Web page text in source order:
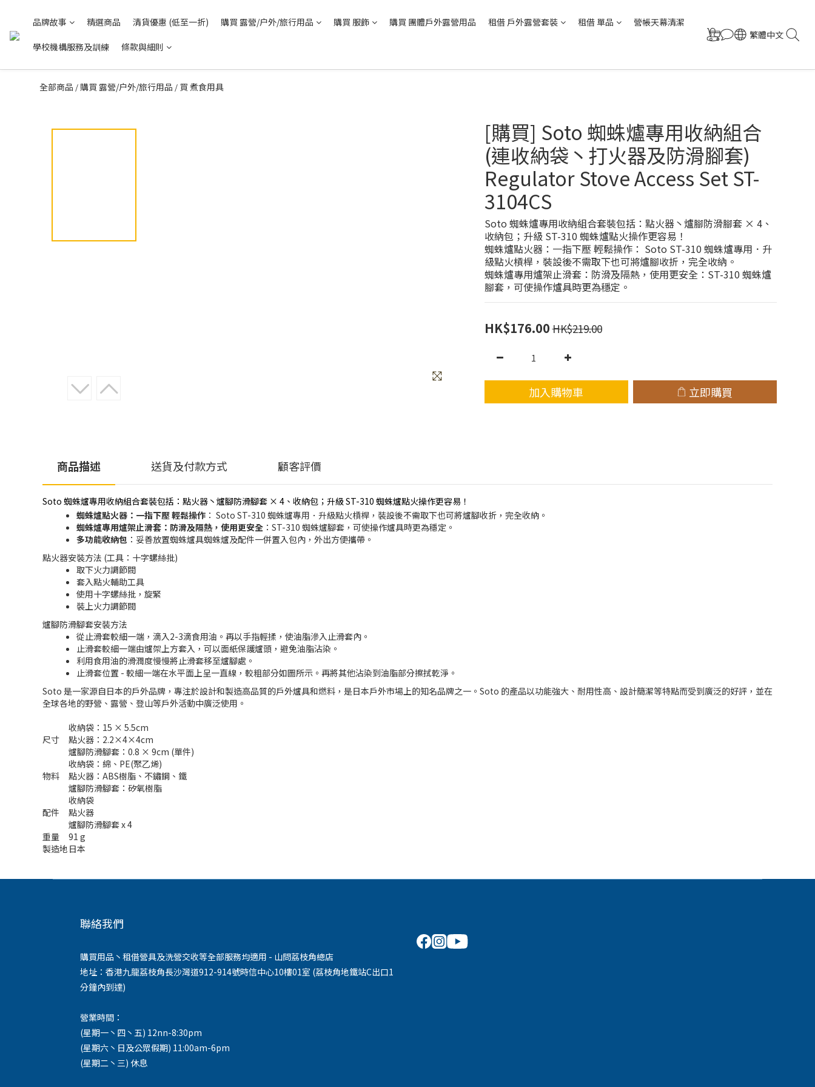
品牌故事 精選商品 清貨優惠 (低至一折) 購買 露營/户外/旅行用品 購買 服飾 購買 團體戶外露營用品 租借 戶外露營套裝 租借 單品 營帳天幕清潔
學校機構服務及訓練 條款與細則
繁體中文
全部商品 / 購買 露營/户外/旅行用品 / 買 煮食用具
[購買] Soto 蜘蛛爐專用收納組合
(連收納袋丶打火器及防滑腳套)
Regulator Stove Access Set ST-
3104CS
Soto 蜘蛛爐專用收納組合套裝包括：點火器丶爐腳防滑腳套 × 4、
收納包；升級 ST-310 蜘蛛爐點火操作更容易！
蜘蛛爐點火器：一指下壓 輕鬆操作： Soto ST-310 蜘蛛爐專用．升
級點火槓桿，裝設後不需取下也可將爐腳收折，完全收納。
蜘蛛爐專用爐架止滑套：防滑及隔熱，使用更安全：ST-310 蜘蛛爐
腳套，可使操作爐具時更為穩定。
HK$176.00HK$219.00
加入購物車 立即購買
商品描述 送貨及付款方式 顧客評價
Soto 蜘蛛爐專用收納組合套裝包括：點火器丶爐腳防滑腳套 × 4、收納包；升級 ST-310 蜘蛛爐點火操作更容易！
蜘蛛爐點火器：一指下壓 輕鬆操作 ： Soto ST-310 蜘蛛爐專用．升級點火槓桿，裝設後不需取下也可將爐腳收折，完全收納。
蜘蛛爐專用爐架止滑套：防滑及隔熱，使用更安全 ：ST-310 蜘蛛爐腳套，可使操作爐具時更為穩定。
多功能收納包 ：妥善放置蜘蛛爐具蜘蛛爐及配件一併置入包內，外出方便攜帶。
點火器安裝方法 (工具：十字螺絲批)
取下火力調節閥
套入點火輔助工具
使用十字螺絲批，旋緊
裝上火力調節閥
爐腳防滑腳套安裝方法
從止滑套較細一端，滴入2-3滴食用油。再以手指輕揉，使油脂滲入止滑套內。
止滑套較細一端由爐架上方套入，可以面紙保護爐頭，避免油脂沾染。
利用食用油的滑潤度慢慢將止滑套移至爐腳處。
止滑套位置 - 較細一端在水平面上呈一直線，較粗部分如圖所示。再將其他沾染到油脂部分擦拭乾淨。
Soto 是一家源自日本的戶外品牌，專注於設計和製造高品質的戶外爐具和燃料，是日本戶外市場上的知名品牌之一。Soto 的產品以功能強大、耐用性高、設計簡潔等特點而受到廣泛的好評，並在
全球各地的野營、露營、登山等戶外活動中廣泛使用。
尺寸
收納袋：15 × 5.5cm
點火器：2.2×4×4cm
爐腳防滑腳套：0.8 × 9cm (單件)
物料
收納袋：綿、PE(聚乙烯)
點火器：ABS樹脂、不鏽鋼、鐵
爐腳防滑腳套：矽氧樹脂
配件
收納袋
點火器
爐腳防滑腳套 x 4
重量
91 g
製造地 日本
聯絡我們
購買用品丶租借營具及洗營交收等全部服務均適用 - 山問荔枝角總店
地址：香港九龍荔枝角長沙灣道912-914號時信中心10樓01室 (荔枝角地鐵站C出口1
分鐘內到達)
營業時間：
(星期一丶四丶五) 12nn-8:30pm
(星期六丶日及公眾假期) 11:00am-6pm
(星期二丶三) 休息